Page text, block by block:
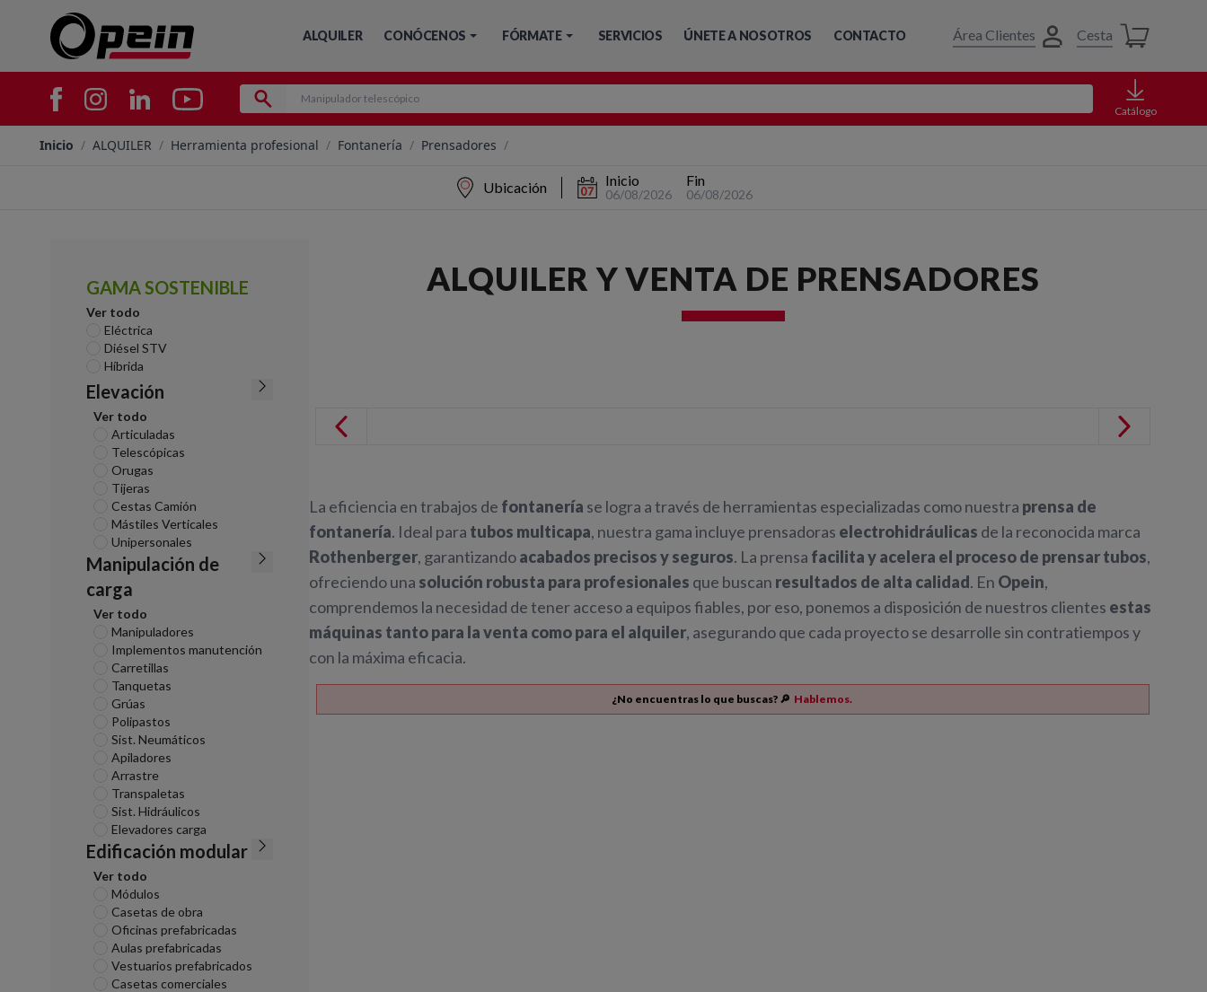
ALQUILER CONÓCENOS FÓRMATE SERVICIOS ÚNETE A NOSOTROS CONTACTO Área Clientes Cesta
Catálogo
Inicio / ALQUILER / Herramienta profesional / Fontanería / Prensadores /
Ubicación Inicio
06/08/2026
Fin
06/08/2026
GAMA SOSTENIBLE
Ver todo
Eléctrica
Diésel STV
Híbrida
Elevación
Ver todo
Articuladas
Telescópicas
Orugas
Tijeras
Cestas Camión
Mástiles Verticales
Unipersonales
Manipulación de
carga
Ver todo
Manipuladores
Implementos manutención
Carretillas
Tanquetas
Grúas
Polipastos
Sist. Neumáticos
Apiladores
Arrastre
Transpaletas
Sist. Hidráulicos
Elevadores carga
Edificación modular
Ver todo
Módulos
Casetas de obra
Oficinas prefabricadas
Aulas prefabricadas
Vestuarios prefabricados
Casetas comerciales
ALQUILER Y VENTA DE PRENSADORES
La eficiencia en trabajos de fontanería se logra a través de herramientas especializadas como nuestra prensa de
fontanería. Ideal para tubos multicapa, nuestra gama incluye prensadoras electrohidráulicas de la reconocida marca
Rothenberger, garantizandoacabados precisos y seguros. La prensa facilita y acelera el proceso de prensar tubos,
ofreciendo una solución robusta para profesionales que buscan resultados de alta calidad. En Opein,
comprendemos la necesidad de tener acceso a equipos fiables, por eso, ponemos a disposición de nuestros clientes estas
máquinas tanto para la venta como para el alquiler, asegurando que cada proyecto se desarrolle sin contratiempos y
con la máxima eficacia.
¿No encuentras lo que buscas? 🔎 Hablemos.